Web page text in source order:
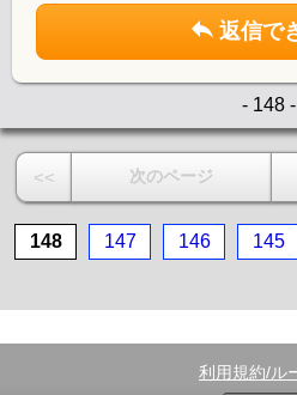
返信で
- 148 -
<< 次のページ
148 147 146 145
利用規約/ル